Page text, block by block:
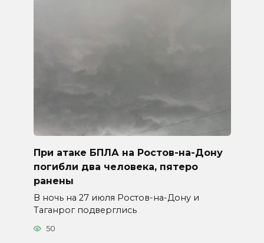
При атаке БПЛА на Ростов-на-Дону
погибли два человека, пятеро
ранены
В ночь на 27 июля Ростов-на-Дону и
Таганрог подверглись
50